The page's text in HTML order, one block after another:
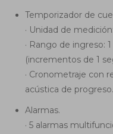
Temporizador de
· Unidad de
· Rango de ingreso:
(incrementos de 1
· Cronometraje con
acústica de progreso.
Alarmas.
· 5 alarmas